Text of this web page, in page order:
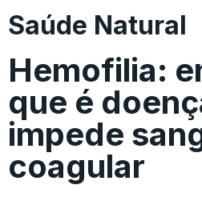
Saúde Natural
Hemofilia:
que é
impede
coagular